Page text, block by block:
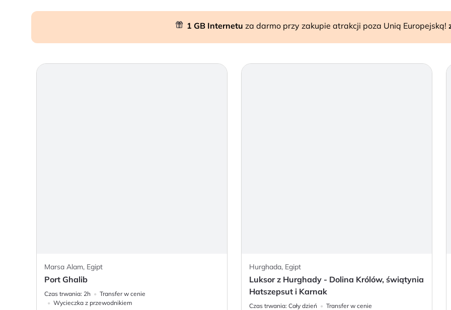
1 GB Internetu za darmo przy zakupie atrakcji poza Unią Europejską!
Marsa Alam, Egipt
Port Ghalib
Czas trwania: 2h
Transfer w cenie
Wycieczka z przewodnikiem
Hurghada, Egipt
Luksor z Hurghady - Dolina Królów, świątynia
Hatszepsut i Karnak
Czas trwania: Cały dzień
Transfer w cenie